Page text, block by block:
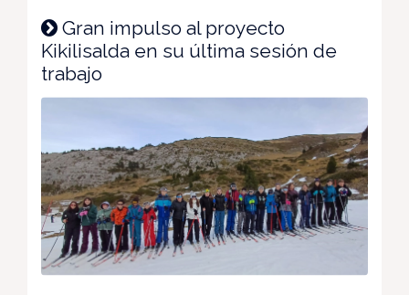
Gran impulso al proyecto
Kikilisalda en su última sesión de
trabajo